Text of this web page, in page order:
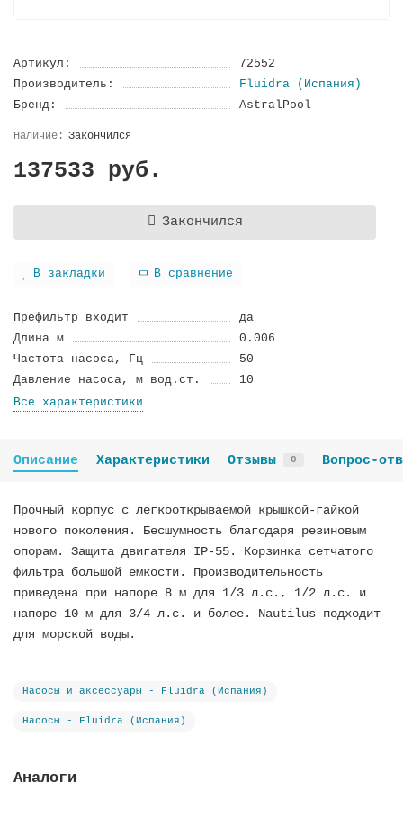
Артикул:
72552
Производитель:
Fluidra (Испания)
Бренд:
AstralPool
Закончился
137533 руб.
Закончился
В закладки В сравнение
Префильтр входит
да
Длина м
0.006
Частота насоса, Гц
50
Давление насоса, м вод.ст.
10
Все характеристики
Описание Характеристики Отзывы 0 Вопрос-
Прочный корпус с легкооткрываемой крышкой-гайкой
нового поколения. Бесшумность благодаря резиновым
опорам. Защита двигателя IP-55. Корзинка сетчатого
фильтра большой емкости. Производительность
приведена при напоре 8 м для 1/3 л.с., 1/2 л.с. и
напоре 10 м для 3/4 л.с. и более. Nautilus подходит
для морской воды.
Насосы и аксессуары - Fluidra (Испания)
Насосы - Fluidra (Испания)
Аналоги